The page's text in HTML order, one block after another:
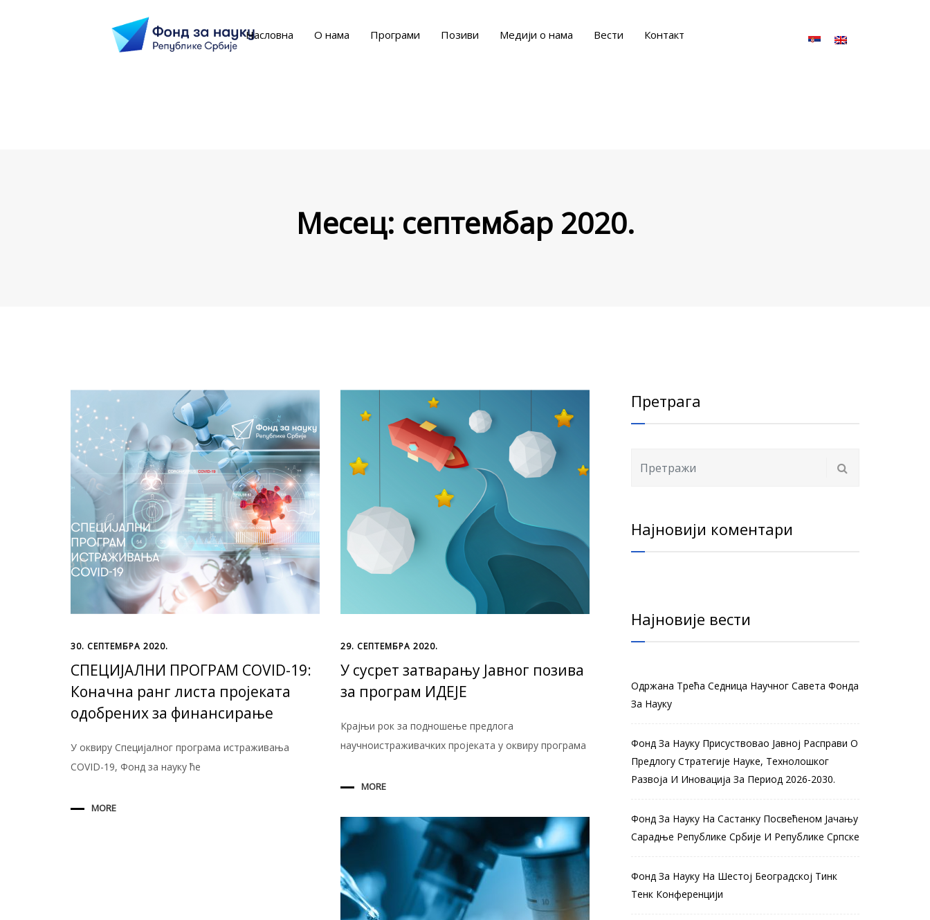
Насловна О нама Програми Позиви Медији о нама Вести Контакт
Месец: септембар 2020.
30. СЕПТЕМБРА 2020.
СПЕЦИЈАЛНИ ПРОГРАМ COVID-19:
Коначна ранг листа пројеката
одобрених за финансирање
У оквиру Специјалног програма истраживања
COVID-19, Фонд за науку ће
MORE
29. СЕПТЕМБРА 2020.
У сусрет затварању Јавног позива
за програм ИДЕЈЕ
Крајњи рок за подношење предлога
научноистраживачких пројеката у оквиру програма
MORE
Претрага
Најновији коментари
Најновије вести
Одржана Трећа Седница Научног Савета Фонда
За Науку
Фонд За Науку Присуствовао Јавној Расправи О
Предлогу Стратегије Науке, Технолошког
Развоја И Иновација За Период 2026-2030.
Фонд За Науку На Састанку Посвећеном Јачању
Сарадње Републике Србије И Републике Српске
Фонд За Науку На Шестој Београдској Тинк
Тенк Конференцији